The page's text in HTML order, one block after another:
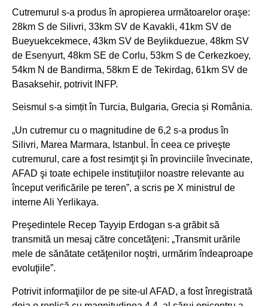
Cutremurul s-a produs în apropierea următoarelor oraşe:
28km S de Silivri, 33km SV de Kavakli, 41km SV de
Bueyuekcekmece, 43km SV de Beylikduezue, 48km SV
de Esenyurt, 48km SE de Corlu, 53km S de Cerkezkoey,
54km N de Bandirma, 58km E de Tekirdag, 61km SV de
Basaksehir, potrivit INFP.
Seismul s-a simțit în Turcia, Bulgaria, Grecia și România.
„Un cutremur cu o magnitudine de 6,2 s-a produs în
Silivri, Marea Marmara, Istanbul. În ceea ce priveşte
cutremurul, care a fost resimţit şi în provinciile învecinate,
AFAD şi toate echipele instituţiilor noastre relevante au
început verificările pe teren”, a scris pe X ministrul de
interne Ali Yerlikaya.
Preşedintele Recep Tayyip Erdogan s-a grăbit să
transmită un mesaj către concetăţeni: „Transmit urările
mele de sănătate cetăţenilor noştri, urmărim îndeaproape
evoluţiile”.
Potrivit informaţiilor de pe site-ul AFAD, a fost înregistrată